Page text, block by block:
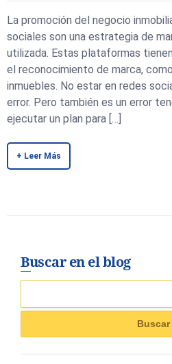
La promoción del negocio
sociales son una estrategia de
utilizada. Estas plataformas
el reconocimiento de marca,
inmuebles. No estar en redes
error. Pero también es un error
ejecutar un plan para […]
+ Leer Más
Buscar en el blog